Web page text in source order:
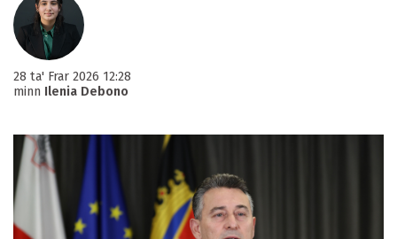
28 ta' Frar 2026 12:28
minn Ilenia Debono